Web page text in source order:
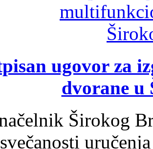
ugovor za
dvorane u
Širokog